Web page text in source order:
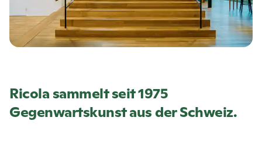
Ricola sammelt seit 1975
Gegenwartskunst aus der Schweiz.